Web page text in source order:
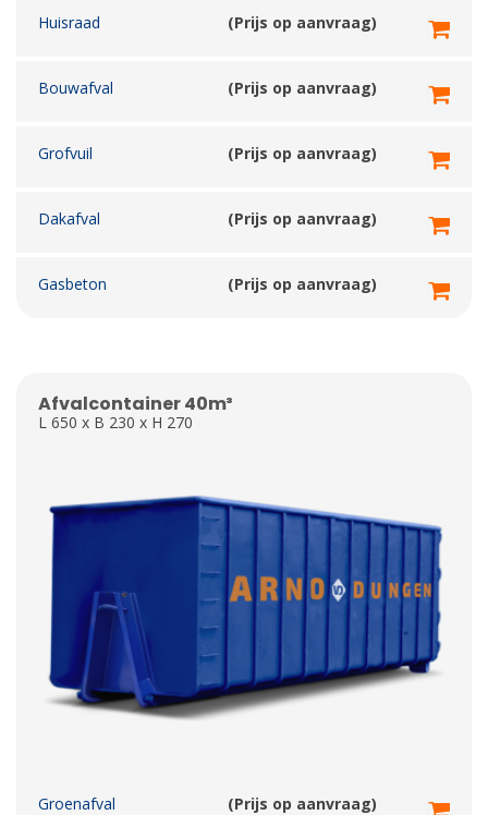
Huisraad (Prijs op aanvraag)
Bouwafval (Prijs op aanvraag)
Grofvuil (Prijs op aanvraag)
Dakafval (Prijs op aanvraag)
Gasbeton (Prijs op aanvraag)
Afvalcontainer 40m³
L 650 x B 230 x H 270
Groenafval (Prijs op aanvraag)